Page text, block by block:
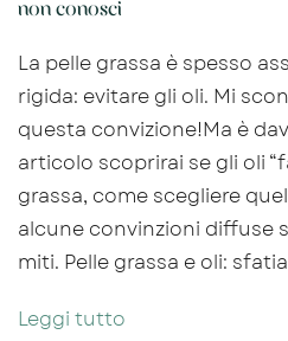
non conosci
La pelle grassa è spesso
rigida: evitare gli oli. Mi
questa convizione!Ma è
articolo scoprirai se gli oli
grassa, come scegliere
alcune convinzioni diffuse
miti. Pelle grassa e oli:
Leggi tutto